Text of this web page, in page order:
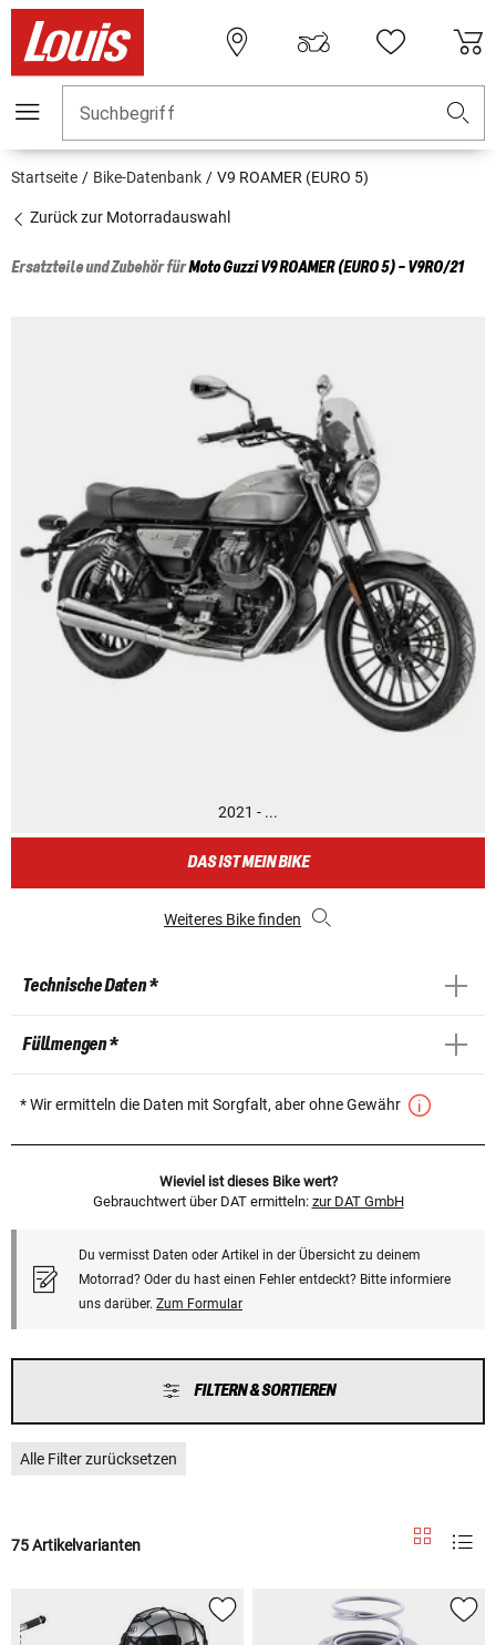
Suchbegriff
Startseite Bike-Datenbank V9 ROAMER (EURO 5)
Zurück zur Motorradauswahl
Ersatzteile und Zubehör fürMoto GuzziV9 ROAMER (EURO 5) - V9RO/21
2021 - ...
DAS IST MEIN BIKE
Weiteres Bike finden
Technische Daten *
Füllmengen *
* Wir ermitteln die Daten mit Sorgfalt, aber ohne Gewähr
Wieviel ist dieses Bike wert?
Gebrauchtwert über DAT ermitteln: zur DAT GmbH
Du vermisst Daten oder Artikel in der Übersicht zu deinem
Motorrad? Oder du hast einen Fehler entdeckt? Bitte informiere
uns darüber. Zum Formular
FILTERN & SORTIEREN
Alle Filter zurücksetzen
75 Artikelvarianten